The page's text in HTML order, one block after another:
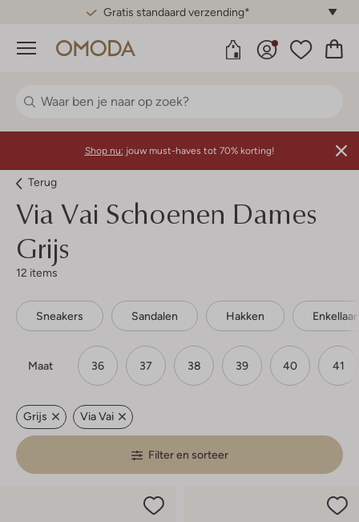
Gratis standaard verzending*
Menu
Shop nu: jouw must-haves tot 70% korting!
Terug
Via Vai Schoenen Dames
Grijs
12 items
Sneakers Sandalen Hakken
Maat 36 37 38 39 40 41
Grijs Via Vai
Filter en sorteer